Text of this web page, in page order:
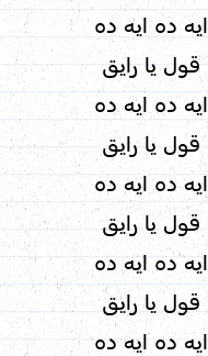
ايه ده ايه ده
قول يا رايق
ايه ده ايه ده
قول يا رايق
ايه ده ايه ده
قول يا رايق
ايه ده ايه ده
قول يا رايق
ايه ده ايه ده